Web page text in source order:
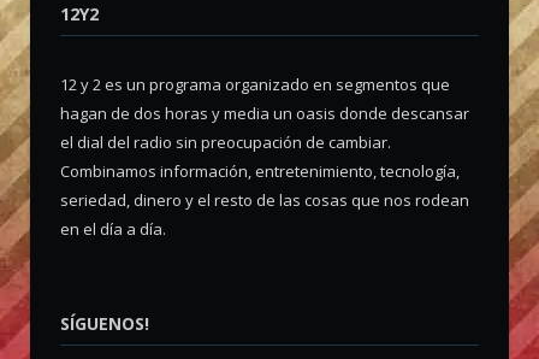
12Y2
12 y 2 es un programa organizado en segmentos que
hagan de dos horas y media un oasis donde descansar
el dial del radio sin preocupación de cambiar.
Combinamos información, entretenimiento, tecnología,
seriedad, dinero y el resto de las cosas que nos rodean
en el día a día.
SÍGUENOS!